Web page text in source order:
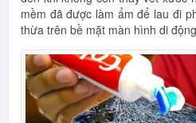
mềm đã được làm ẩm để lau đi
thừa trên bề mặt màn hình di